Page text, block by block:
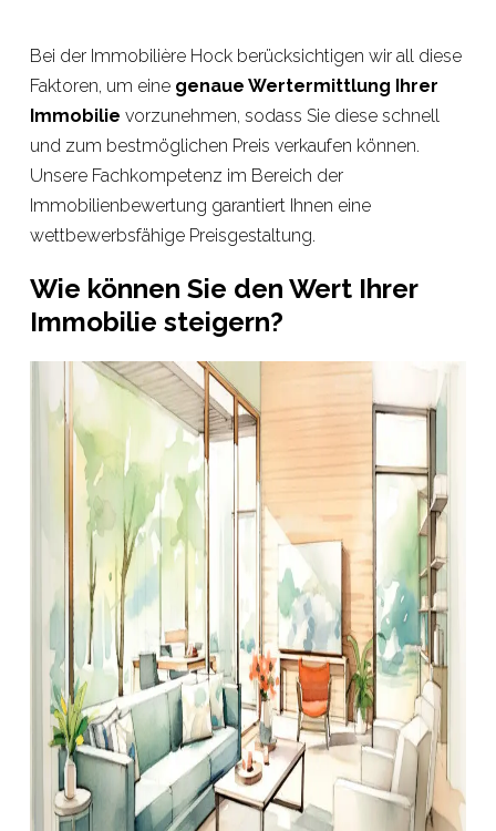
Bei der Immobilière Hock berücksichtigen wir all diese
Faktoren, um eine genaue Wertermittlung Ihrer
Immobilie vorzunehmen, sodass Sie diese schnell
und zum bestmöglichen Preis verkaufen können.
Unsere Fachkompetenz im Bereich der
Immobilienbewertung garantiert Ihnen eine
wettbewerbsfähige Preisgestaltung.
Wie können Sie den Wert Ihrer
Immobilie steigern?